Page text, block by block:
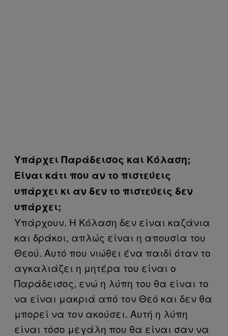
Yπάρχει Παράδεισος και Κόλαση;
Είναι κάτι που αν το πιστεύεις
υπάρχει κι αν δεν το πιστεύεις δεν
υπάρχει;
Υπάρχουν. H Κόλαση δεν είναι καζάνια
και δράκοι, απλώς είναι η απουσία του
Θεού. Αυτό που νιώθει ένα παιδί όταν το
αγκαλιάζει η μητέρα του είναι ο
Παράδεισος, ενώ η λύπη του θα είναι το
να είναι μακριά από τον Θεό και δεν θα
μπορεί να τον ακούσει. Αυτή η λύπη
είναι τόσο μεγάλη που θα είναι σαν να